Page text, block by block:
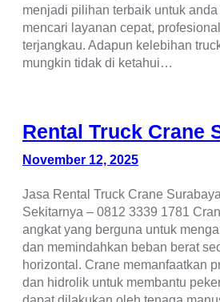
menjadi pilihan terbaik untuk
mencari layanan cepat,
terjangkau. Adapun kelebihan
mungkin tidak di ketahui…
Rental Truck Crane
November 12, 2025
Jasa Rental Truck Crane
Sekitarnya – 0812 3339 1781
angkat yang berguna untuk
dan memindahkan beban berat
horizontal. Crane memanfaatkan
dan hidrolik untuk membantu